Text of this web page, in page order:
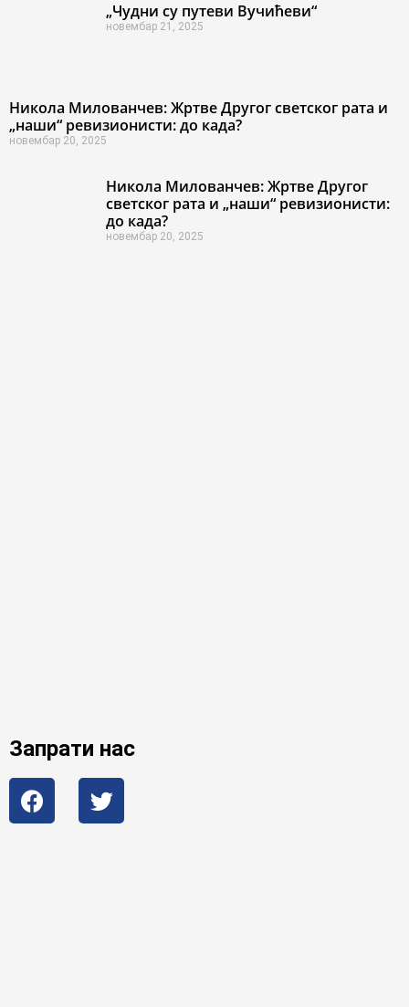
„Чудни су путеви Вучићеви“
новембар 21, 2025
Никола Милованчев: Жртве Другог светског рата и
„наши“ ревизионисти: до када?
новембар 20, 2025
Никола Милованчев: Жртве Другог
светског рата и „наши“ ревизионисти:
до када?
новембар 20, 2025
Запрати нас